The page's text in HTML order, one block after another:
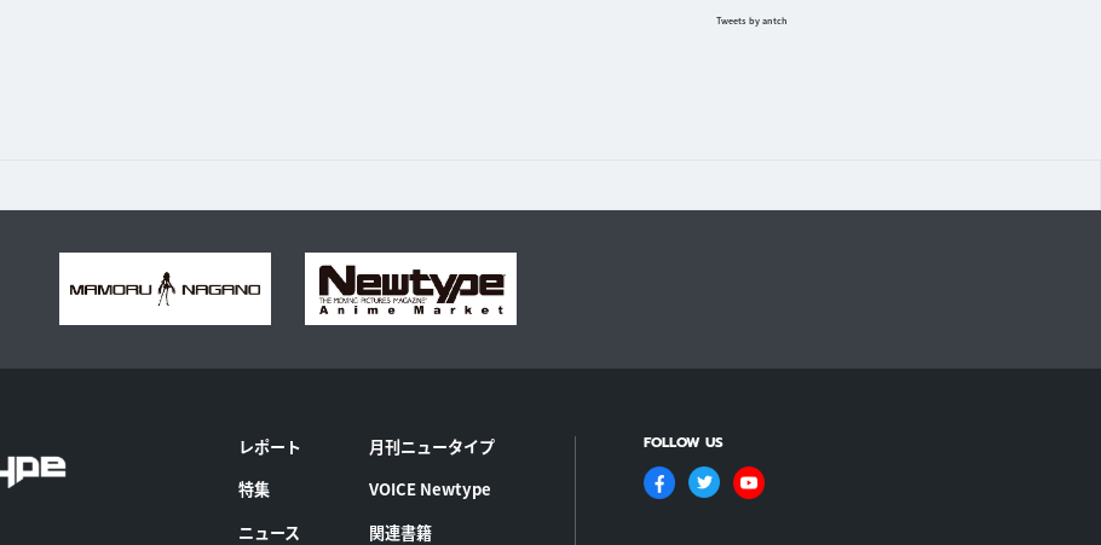
Tweets by antch
レポート
特集
ニュース
月刊ニュータイプ
VOICE Newtype
関連書籍
FOLLOW US